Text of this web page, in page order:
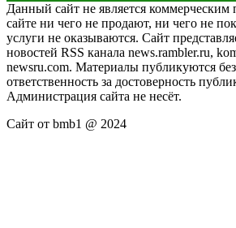
Данный сайт не является коммерческим
сайте ни чего не продают, ни чего не
услуги не оказываются. Сайт
новостей RSS канала news.rambler.ru,
newsru.com. Материалы публикуются
ответственность за достоверность
Администрация сайта не несёт.
Сайт от bmb1 @ 2024